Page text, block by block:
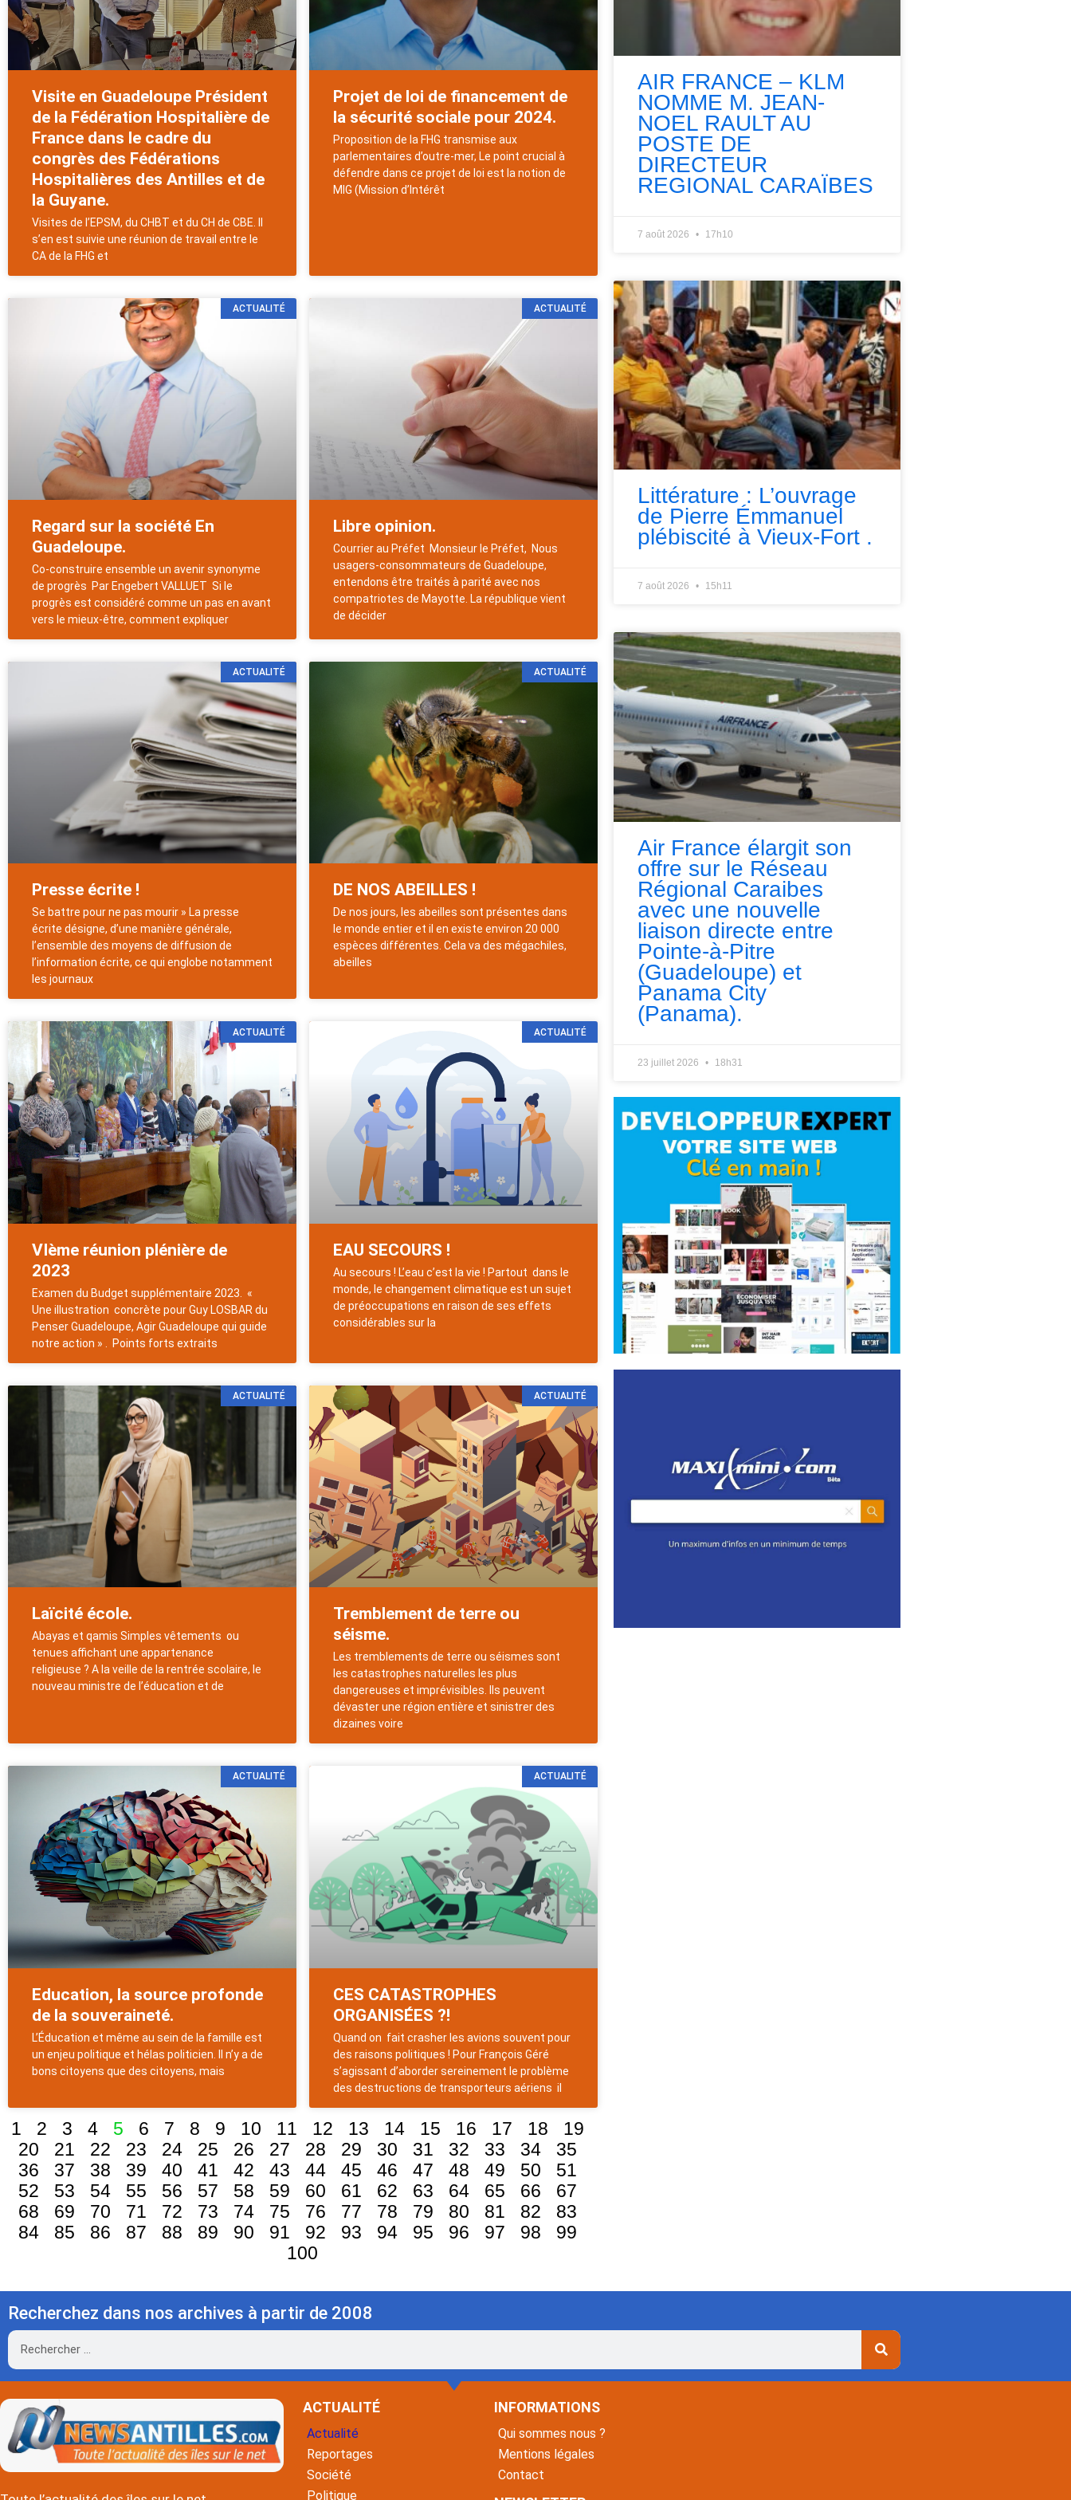
Visite en Guadeloupe Président
de la Fédération Hospitalière de
France dans le cadre du
congrès des Fédérations
Hospitalières des Antilles et de
la Guyane.
Visites de l’EPSM, du CHBT et du CH de CBE. Il
s’en est suivie une réunion de travail entre le
CA de la FHG et
Projet de loi de financement de
la sécurité sociale pour 2024.
Proposition de la FHG transmise aux
parlementaires d’outre-mer, Le point crucial à
défendre dans ce projet de loi est la notion de
MIG (Mission d’Intérêt
ACTUALITÉ
Regard sur la société En
Guadeloupe.
Co-construire ensemble un avenir synonyme
de progrès Par Engebert VALLUET Si le
progrès est considéré comme un pas en avant
vers le mieux-être, comment expliquer
ACTUALITÉ
Libre opinion.
Courrier au Préfet Monsieur le Préfet, Nous
usagers-consommateurs de Guadeloupe,
entendons être traités à parité avec nos
compatriotes de Mayotte. La république vient
de décider
ACTUALITÉ
Presse écrite !
Se battre pour ne pas mourir » La presse
écrite désigne, d’une manière générale,
l’ensemble des moyens de diffusion de
l’information écrite, ce qui englobe notamment
les journaux
ACTUALITÉ
DE NOS ABEILLES !
De nos jours, les abeilles sont présentes dans
le monde entier et il en existe environ 20 000
espèces différentes. Cela va des mégachiles,
abeilles
ACTUALITÉ
VIème réunion plénière de
2023
Examen du Budget supplémentaire 2023. «
Une illustration concrète pour Guy LOSBAR du
Penser Guadeloupe, Agir Guadeloupe qui guide
notre action » . Points forts extraits
ACTUALITÉ
EAU SECOURS !
Au secours ! L’eau c’est la vie ! Partout dans le
monde, le changement climatique est un sujet
de préoccupations en raison de ses effets
considérables sur la
ACTUALITÉ
Laïcité école.
Abayas et qamis Simples vêtements ou
tenues affichant une appartenance
religieuse ? A la veille de la rentrée scolaire, le
nouveau ministre de l’éducation et de
ACTUALITÉ
Tremblement de terre ou
séisme.
Les tremblements de terre ou séismes sont
les catastrophes naturelles les plus
dangereuses et imprévisibles. Ils peuvent
dévaster une région entière et sinistrer des
dizaines voire
ACTUALITÉ
Education, la source profonde
de la souveraineté.
L’Éducation et même au sein de la famille est
un enjeu politique et hélas politicien. Il n’y a de
bons citoyens que des citoyens, mais
ACTUALITÉ
CES CATASTROPHES
ORGANISÉES ?!
Quand on fait crasher les avions souvent pour
des raisons politiques ! Pour François Géré
s’agissant d’aborder sereinement le problème
des destructions de transporteurs aériens il
1 2 3 4 5 6 7 8 9 10 11 12 13 14 15 16 17 18
19
20
21 22 23 24 25 26 27 28 29 30 31 32 33 34
35
36
37 38 39 40 41 42 43 44 45 46 47 48 49 50
51
52
53 54 55 56 57 58 59 60 61 62 63 64 65 66
67
68
69 70 71 72 73 74 75 76 77 78 79 80 81 82
83
84
85 86 87 88 89 90 91 92 93 94 95 96 97 98
99
100
AIR FRANCE – KLM
NOMME M. JEAN-
NOEL RAULT AU
POSTE DE
DIRECTEUR
REGIONAL CARAÏBES
7 août 2026 17h10
Littérature : L’ouvrage
de Pierre Émmanuel
plébiscité à Vieux-Fort .
7 août 2026 15h11
Air France élargit son
offre sur le Réseau
Régional Caraibes
avec une nouvelle
liaison directe entre
Pointe-à-Pitre
(Guadeloupe) et
Panama City
(Panama).
23 juillet 2026 18h31
Recherchez dans nos archives à partir de 2008
Rechercher
ACTUALITÉ
Actualité
Reportages
Société
Politique
INFORMATIONS
Qui sommes nous ?
Mentions légales
Contact